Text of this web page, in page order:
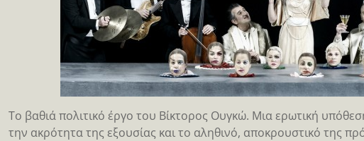
Το βαθιά πολιτικό έργο του Βίκτορος Ουγκώ. Μια ερωτική
την ακρότητα της εξουσίας και το αληθινό, αποκρουστικό της